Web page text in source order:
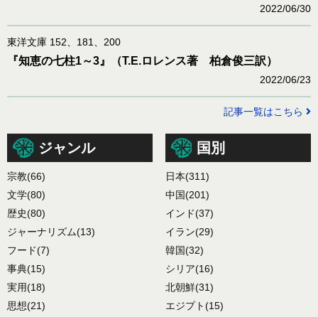
2022/06/30
東洋文庫 152、181、200
『知恵の七柱1～3』（T.E.ロレンス著 柏倉俊三訳）
2022/06/23
記事一覧はこちら
ジャンル
宗教(66)
文学(80)
歴史(80)
ジャーナリズム(13)
フード(7)
事典(15)
実用(18)
思想(21)
国別
日本(311)
中国(201)
インド(37)
イラン(29)
韓国(32)
シリア(16)
北朝鮮(31)
エジプト(15)